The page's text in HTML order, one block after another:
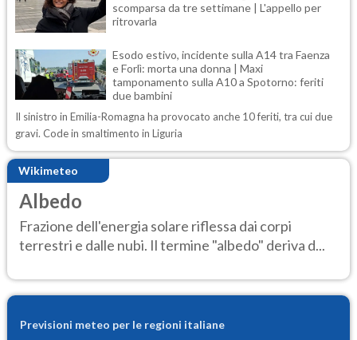
scomparsa da tre settimane | L'appello per
ritrovarla
Esodo estivo, incidente sulla A14 tra Faenza
e Forlì: morta una donna | Maxi
tamponamento sulla A10 a Spotorno: feriti
due bambini
Il sinistro in Emilia-Romagna ha provocato anche 10 feriti, tra cui due
gravi. Code in smaltimento in Liguria
Wikimeteo
Albedo
Frazione dell'energia solare riflessa dai corpi
terrestri e dalle nubi. Il termine "albedo" deriva d...
Previsioni meteo per le regioni italiane